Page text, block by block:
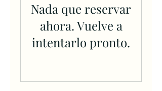
Nada que reservar
ahora. Vuelve a
intentarlo pronto.